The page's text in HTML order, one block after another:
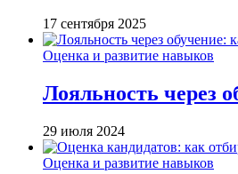
17 сентября 2025
Оценка и развитие навыков
Лояльность через
29 июля 2024
Оценка и развитие навыков